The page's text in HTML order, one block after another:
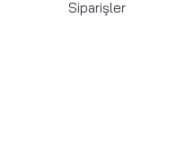
Siparişler